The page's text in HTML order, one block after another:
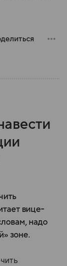
вице-
надо
зоне.